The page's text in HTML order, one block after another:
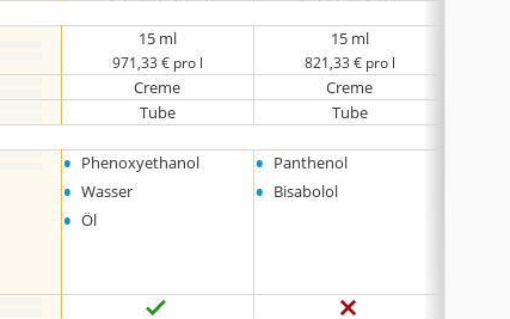
15 ml
971,33 € pro l
15 ml
821,33 € pro l
Creme
Creme
Tube
Tube
• Phenoxyethanol
• Wasser
• Öl
• Panthenol
• Bisabolol